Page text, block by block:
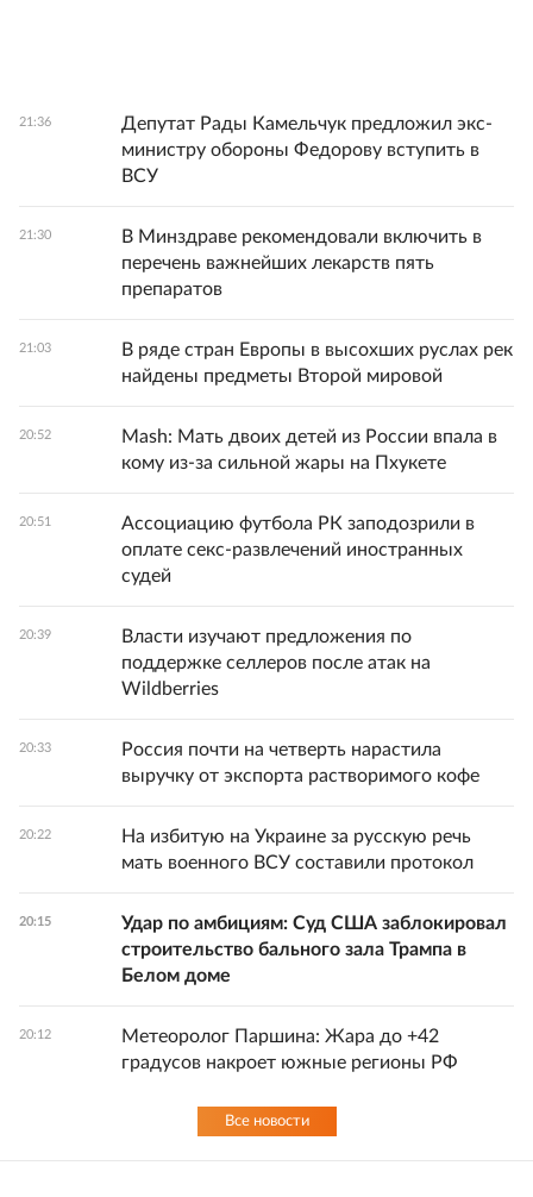
21:36
Депутат Рады Камельчук предложил экс-
министру обороны Федорову вступить в
ВСУ
21:30
В Минздраве рекомендовали включить в
перечень важнейших лекарств пять
препаратов
21:03
В ряде стран Европы в высохших руслах рек
найдены предметы Второй мировой
20:52
Mash: Мать двоих детей из России впала в
кому из-за сильной жары на Пхукете
20:51
Ассоциацию футбола РК заподозрили в
оплате секс-развлечений иностранных
судей
20:39
Власти изучают предложения по
поддержке селлеров после атак на
Wildberries
20:33
Россия почти на четверть нарастила
выручку от экспорта растворимого кофе
20:22
На избитую на Украине за русскую речь
мать военного ВСУ составили протокол
20:15
Удар по амбициям: Суд США заблокировал
строительство бального зала Трампа в
Белом доме
20:12
Метеоролог Паршина: Жара до +42
градусов накроет южные регионы РФ
Все новости